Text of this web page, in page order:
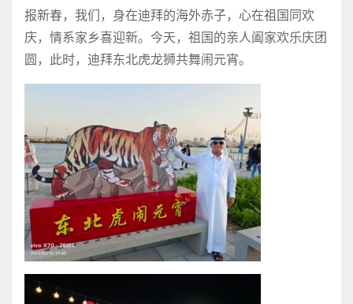
报新春，我们，身在迪拜的海外赤子，心在祖国同欢
庆，情系家乡喜迎新。今天，祖国的亲人阖家欢乐庆团
圆，此时，迪拜东北虎龙狮共舞闹元宵。